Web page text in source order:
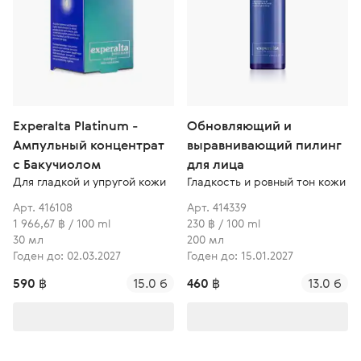
Experalta Platinum -
Ампульный концентрат
с Бакучиолом
Для гладкой и упругой кожи
Арт. 416108
1 966,67 ฿ / 100 ml
30 мл
Годен до: 02.03.2027
590 ฿ 15.0 б
Обновляющий и
выравнивающий пилинг
для лица
Гладкость и ровный тон кожи
Арт. 414339
230 ฿ / 100 ml
200 мл
Годен до: 15.01.2027
460 ฿ 13.0 б